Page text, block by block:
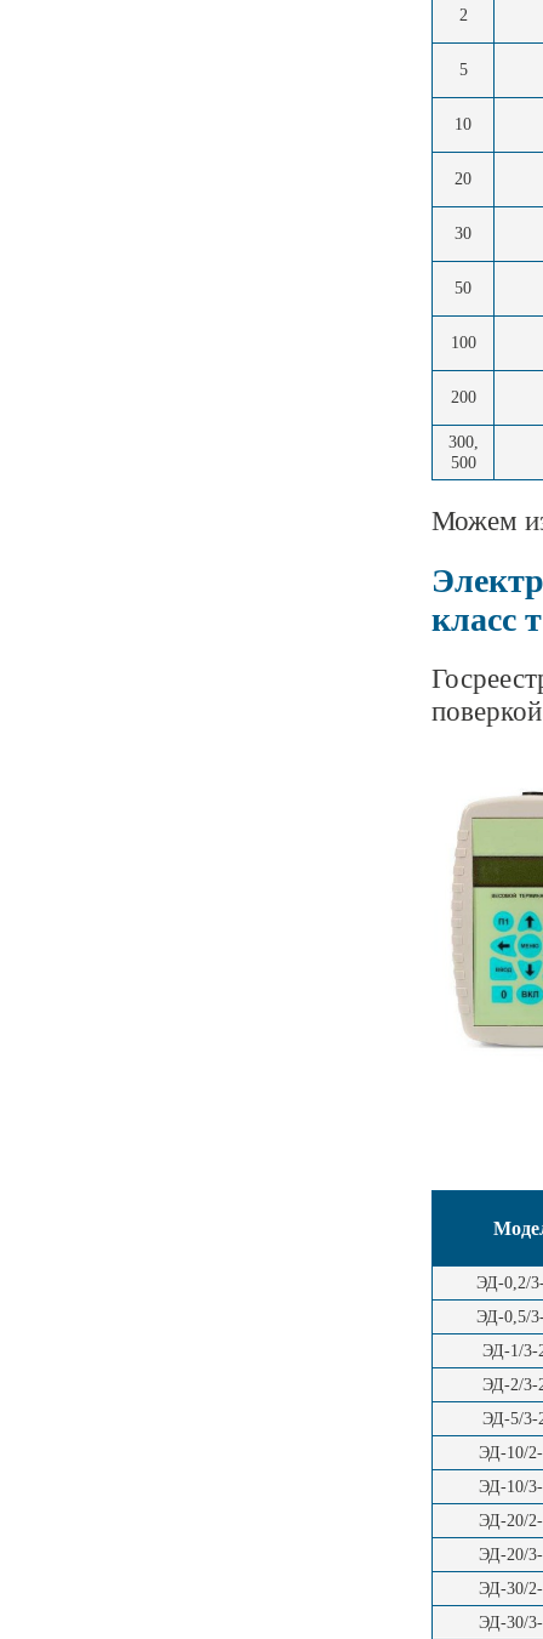
2
5
10
20
30
50
100
200
300,
500
Можем
класс
ЭД-0,2/
ЭД-0,5/
ЭД-1/
ЭД-2/
ЭД-5/
ЭД-10/
ЭД-10/
ЭД-20/
ЭД-20/
ЭД-30/
ЭД-30/